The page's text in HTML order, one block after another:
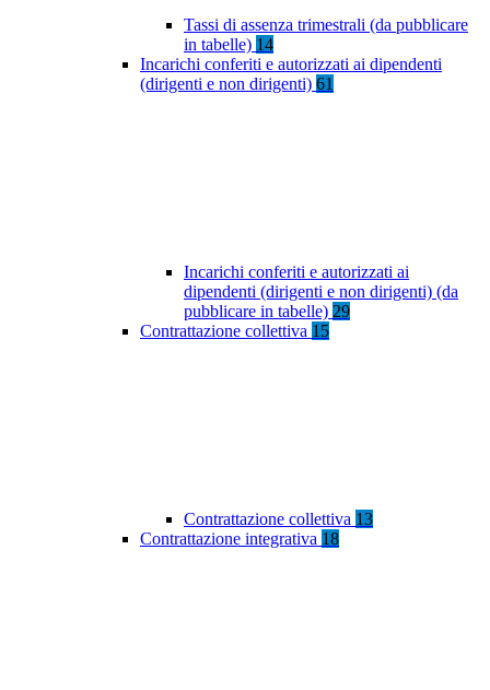
Tassi di assenza trimestrali (da pubblicare
in tabelle) 14
Incarichi conferiti e autorizzati ai dipendenti
(dirigenti e non dirigenti) 61
Incarichi conferiti e autorizzati ai
dipendenti (dirigenti e non dirigenti) (da
pubblicare in tabelle) 29
Contrattazione collettiva 15
Contrattazione collettiva 13
Contrattazione integrativa 18